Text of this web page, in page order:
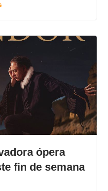
ópera
fin de semana